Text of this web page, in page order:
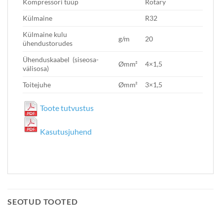
Kompressori tüüp
Rotary
Külmaine
R32
Külmaine kulu
ühendustorudes
g/m 20
Ühenduskaabel (siseosa-
välisosa)
Ømm² 4×1,5
Toitejuhe Ømm² 3×1,5
Toote tutvustus
Kasutusjuhend
SEOTUD TOOTED